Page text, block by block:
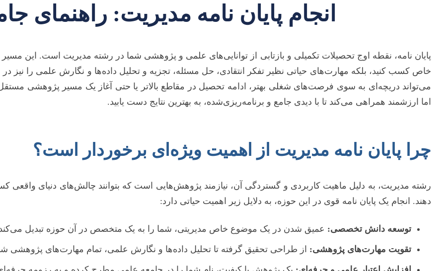
انجام پایان نامه مدیریت: راهنمای
پایان نامه، نقطه اوج تحصیلات تکمیلی و بازتابی از توانایی‌های علمی و پژوهشی شما در رشته مدیریت است. این
خاص کسب کنید، بلکه مهارت‌های حیاتی نظیر تفکر انتقادی، حل مسئله، تجزیه و تحلیل داده‌ها و نگارش علمی را نیز
می‌تواند دریچه‌ای به سوی فرصت‌های شغلی بهتر، ادامه تحصیل در مقاطع بالاتر یا حتی آغاز یک مسیر پژوهشی مستقل
اما ارزشمند همراهی می‌کند تا با دیدی جامع و برنامه‌ریزی‌شده، به بهترین نتایج دست یابید.
چرا پایان نامه مدیریت از اهمیت ویژه‌ای برخوردار است؟
رشته مدیریت، به دلیل ماهیت کاربردی و گستردگی آن، نیازمند پژوهش‌هایی است که بتوانند چالش‌های دنیای واقعی
دهند. انجام یک پایان نامه قوی در این حوزه، به دلایل زیر اهمیت حیاتی دارد:
توسعه دانش تخصصی: عمیق شدن در یک موضوع خاص مدیریتی، شما را به یک متخصص در آن حوزه تبدیل
تقویت مهارت‌های پژوهشی: از طراحی تحقیق گرفته تا تحلیل داده‌ها و نگارش علمی، تمام مهارت‌های پژوهشی